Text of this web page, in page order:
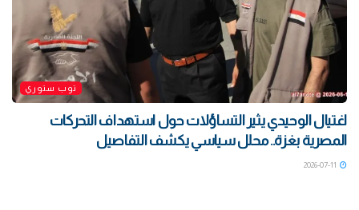
توب ستوري
اغتيال الوحيدي يثير التساؤلات حول استهداف التحركات
المصرية بغزة.. محلل سياسي يكشف التفاصيل